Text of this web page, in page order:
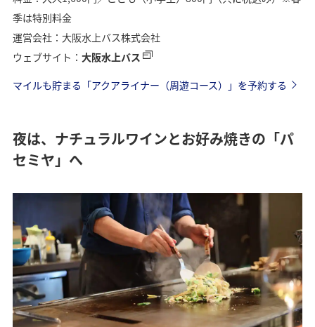
季は特別料金
運営会社：大阪水上バス株式会社
ウェブサイト： 大阪水上バス
マイルも貯まる「アクアライナー（周遊コース）」を予約する
夜は、ナチュラルワインとお好み焼きの「パ
セミヤ」へ